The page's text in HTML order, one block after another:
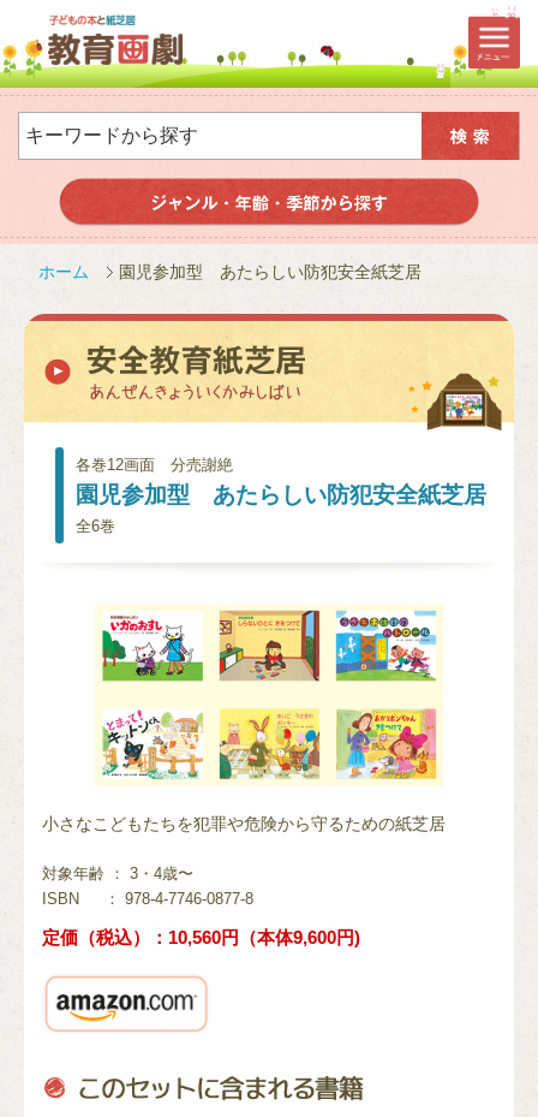
ホーム 園児参加型 あたらしい防犯安全紙芝居
各巻12画面 分売謝絶
園児参加型 あたらしい防犯安全紙芝居
全6巻
小さなこどもたちを犯罪や危険から守るための紙芝居
対象年齢 ： 3・4歳〜
ISBN
： 978-4-7746-0877-8
定価（税込）：10,560円（本体9,600円)